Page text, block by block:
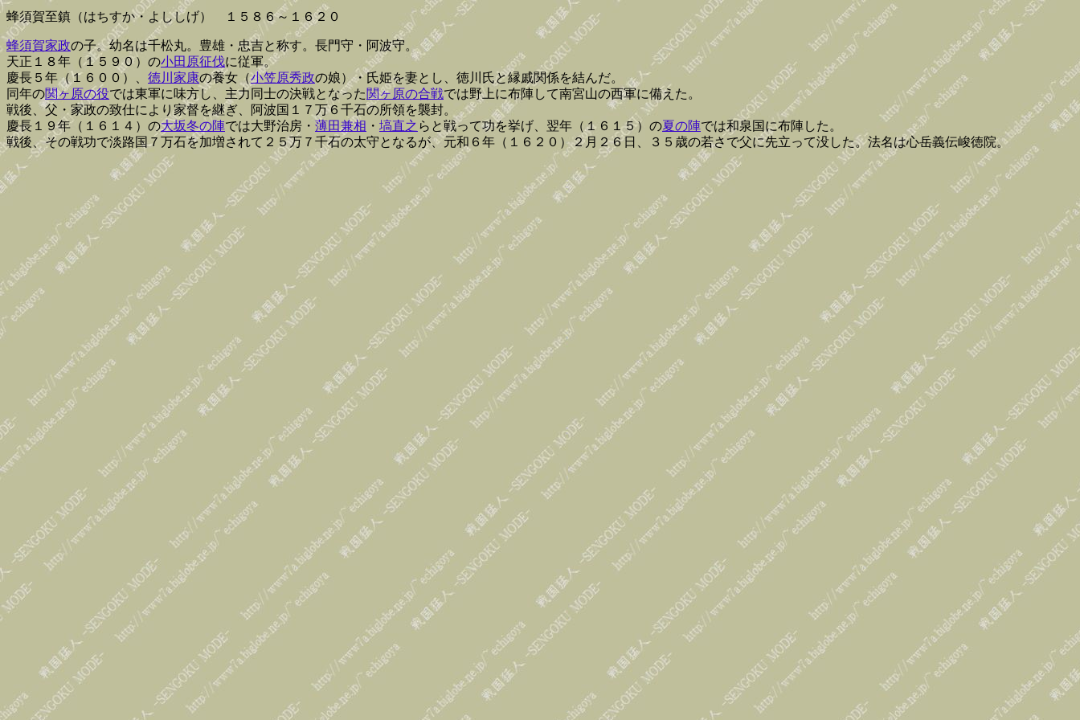
蜂須賀至鎮（はちすか・よししげ） １５８６～１６２０
蜂須賀家政の子。幼名は千松丸。豊雄・忠吉と称す。長門守・阿波守。
天正１８年（１５９０）の小田原征伐に従軍。
慶長５年（１６００）、 徳川家康の養女（小笠原秀政の娘）・氏姫を妻とし、徳川氏と縁戚関係を結んだ。
同年の関ヶ原の役では東軍に味方し、主力同士の決戦となった関ヶ原の合戦では野上に布陣して南宮山の西軍に備えた。
戦後、父・家政の致仕により家督を継ぎ、阿波国１７万６千石の所領を襲封。
慶長１９年（１６１４）の大坂冬の陣では大野治房・ 薄田兼相 ・ 塙直之 らと戦って功を挙げ、翌年（１６１５）の夏の陣では和泉国に布陣した。
戦後、その戦功で淡路国７万石を加増されて２５万７千石の太守となるが、元和６年（１６２０）２月２６日、３５歳の若さで父に先立って没した。法名は心岳義伝峻徳院。